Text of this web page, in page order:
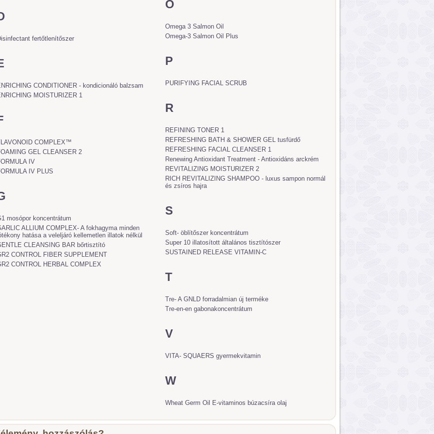
fertőtlenítőszer
CONDITIONER - kondicionáló balzsam
MOISTURIZER 1
COMPLEX™
GEL CLEANSER 2
IV
IV PLUS
mosópor koncentrátum
ALLIUM COMPLEX- A fokhagyma minden
hatása a veleljáró kellemetlen illatok nélkül
CLEANSING BAR bőrtisztító
CONTROL FIBER SUPPLEMENT
CONTROL HERBAL COMPLEX
O
Omega 3 Salmon Oil
Omega-3 Salmon Oil Plus
P
PURIFYING FACIAL SCRUB
R
REFINING TONER 1
REFRESHING BATH & SHOWER GEL tusfürdő
REFRESHING FACIAL CLEANSER 1
Renewing Antioxidant Treatment - Antioxidáns arckrém
REVITALIZING MOISTURIZER 2
RICH REVITALIZING SHAMPOO - luxus sampon normál
és zsíros hajra
S
Soft- öblítőszer koncentrátum
Super 10 illatosított általános tisztítószer
SUSTAINED RELEASE VITAMIN-C
T
Tre- A GNLD forradalmian új terméke
Tre-en-en gabonakoncentrátum
V
VITA- SQUAERS gyermekvitamin
W
Wheat Germ Oil E-vitaminos búzacsíra olaj